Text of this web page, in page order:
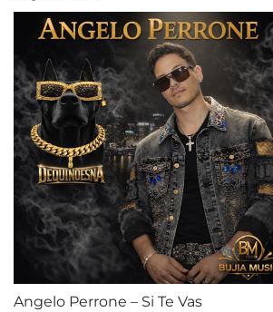
Angelo Perrone – Si Te Vas